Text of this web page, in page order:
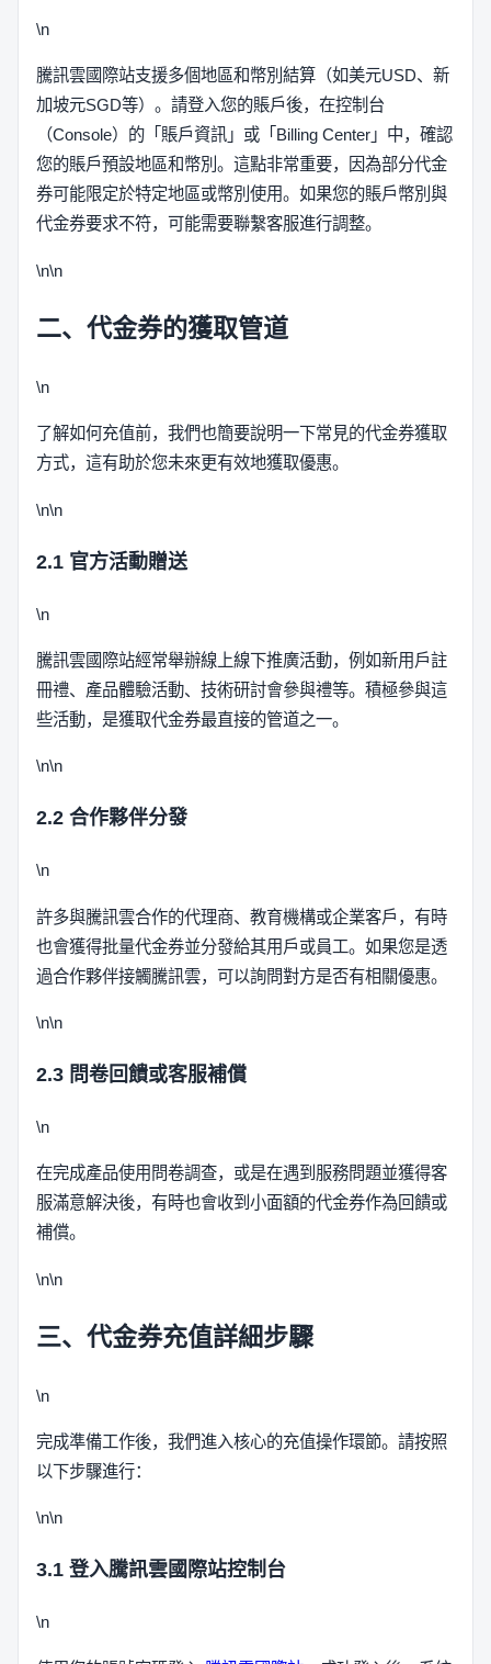
\n
騰訊雲國際站支援多個地區和幣別結算（如美元USD、新
加坡元SGD等）。請登入您的賬戶後，在控制台
（Console）的「賬戶資訊」或「Billing Center」中，確認
您的賬戶預設地區和幣別。這點非常重要，因為部分代金
券可能限定於特定地區或幣別使用。如果您的賬戶幣別與
代金券要求不符，可能需要聯繫客服進行調整。
\n\n
二、代金券的獲取管道
\n
了解如何充值前，我們也簡要說明一下常見的代金券獲取
方式，這有助於您未來更有效地獲取優惠。
\n\n
2.1 官方活動贈送
\n
騰訊雲國際站經常舉辦線上線下推廣活動，例如新用戶註
冊禮、產品體驗活動、技術研討會參與禮等。積極參與這
些活動，是獲取代金券最直接的管道之一。
\n\n
2.2 合作夥伴分發
\n
許多與騰訊雲合作的代理商、教育機構或企業客戶，有時
也會獲得批量代金券並分發給其用戶或員工。如果您是透
過合作夥伴接觸騰訊雲，可以詢問對方是否有相關優惠。
\n\n
2.3 問卷回饋或客服補償
\n
在完成產品使用問卷調查，或是在遇到服務問題並獲得客
服滿意解決後，有時也會收到小面額的代金券作為回饋或
補償。
\n\n
三、代金券充值詳細步驟
\n
完成準備工作後，我們進入核心的充值操作環節。請按照
以下步驟進行：
\n\n
3.1 登入騰訊雲國際站控制台
\n